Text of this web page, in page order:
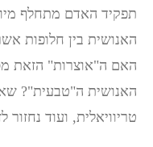
תפקיד האדם מתחלף
האנושית בין חלופות
האם ה"אוצרות" הזאת
האנושית ה"טבעית"?
טריוויאלית, ועוד